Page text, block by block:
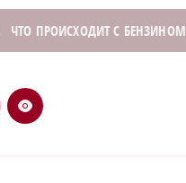
ЧТО ПРОИСХОДИТ С БЕНЗИНОМ
e